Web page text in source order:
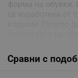
подметката на
Шипове за обувки
Сравни с